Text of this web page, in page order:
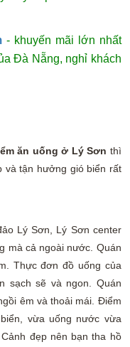
- khuyến mãi lớn nhất
Đà Nẵng, nghỉ khách
ăn uống ở Lý Sơn thì
và tận hưởng gió biển rất
Lý Sơn, Lý Sơn center
mà cả ngoài nước. Quán
Thực đơn đồ uống của
sạch sẽ và ngon. Quán
êm và thoải mái. Điểm
vừa uống nước vừa
đẹp nên bạn tha hồ